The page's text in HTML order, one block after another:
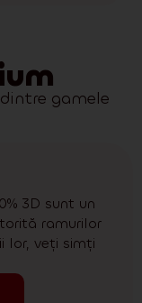
gamele
3D sunt un
ramurilor
lor, veți simți